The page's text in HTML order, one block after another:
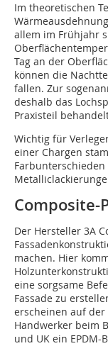
Im theoretischen
allem im Frühjahr
Tag an der
können die
fallen. Zur
deshalb das
Praxisteil
Wichtig für
einer Chargen
Der Hersteller 3A
machen. Hier
eine sorgsame
Fassade zu
erscheinen auf
Handwerker beim
und UK ein